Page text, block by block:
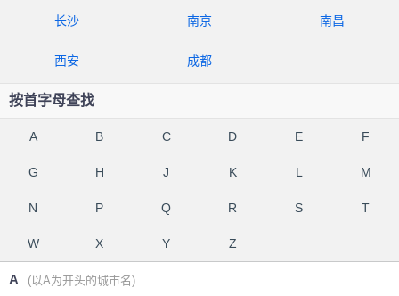
长沙 南京 南昌
西安 成都
按首字母查找
A B C D E F
G H J K L M
N P Q R S T
W X Y Z
A (以A为开头的城市名)